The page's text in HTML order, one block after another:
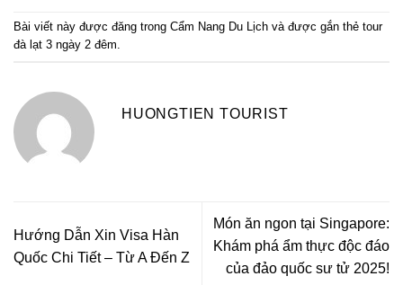
Bài viết này được đăng trong Cẩm Nang Du Lịch và được gắn thẻ tour
đà lạt 3 ngày 2 đêm.
HUONGTIEN TOURIST
Hướng Dẫn Xin Visa Hàn
Quốc Chi Tiết – Từ A Đến Z
Món ăn ngon tại Singapore:
Khám phá ẩm thực độc đáo
của đảo quốc sư tử 2025!